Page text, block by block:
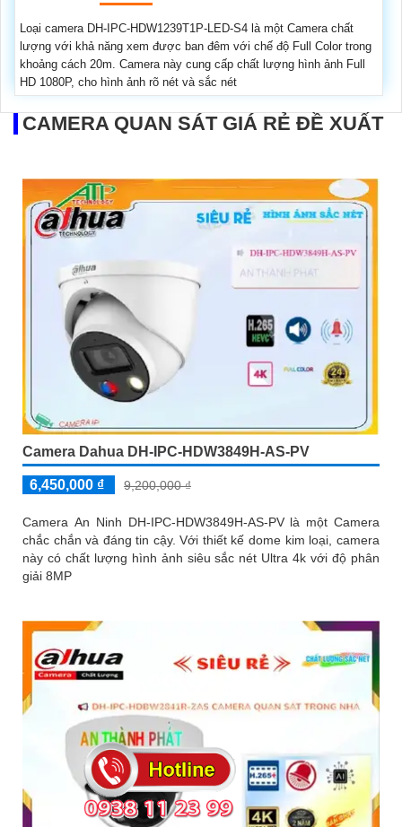
Loại camera DH-IPC-HDW1239T1P-LED-S4 là một Camera chất
lượng với khả năng xem được ban đêm với chế độ Full Color trong
khoảng cách 20m. Camera này cung cấp chất lượng hình ảnh Full
HD 1080P, cho hình ảnh rõ nét và sắc nét
CAMERA QUAN SÁT GIÁ RẺ ĐỀ XUẤT
Camera Dahua DH-IPC-HDW3849H-AS-PV
6,450,000 ₫ 9,200,000 ₫
Camera An Ninh DH-IPC-HDW3849H-AS-PV là một Camera
chắc chắn và đáng tin cậy. Với thiết kế dome kim loại, camera
này có chất lượng hình ảnh siêu sắc nét Ultra 4k với độ phân
giải 8MP